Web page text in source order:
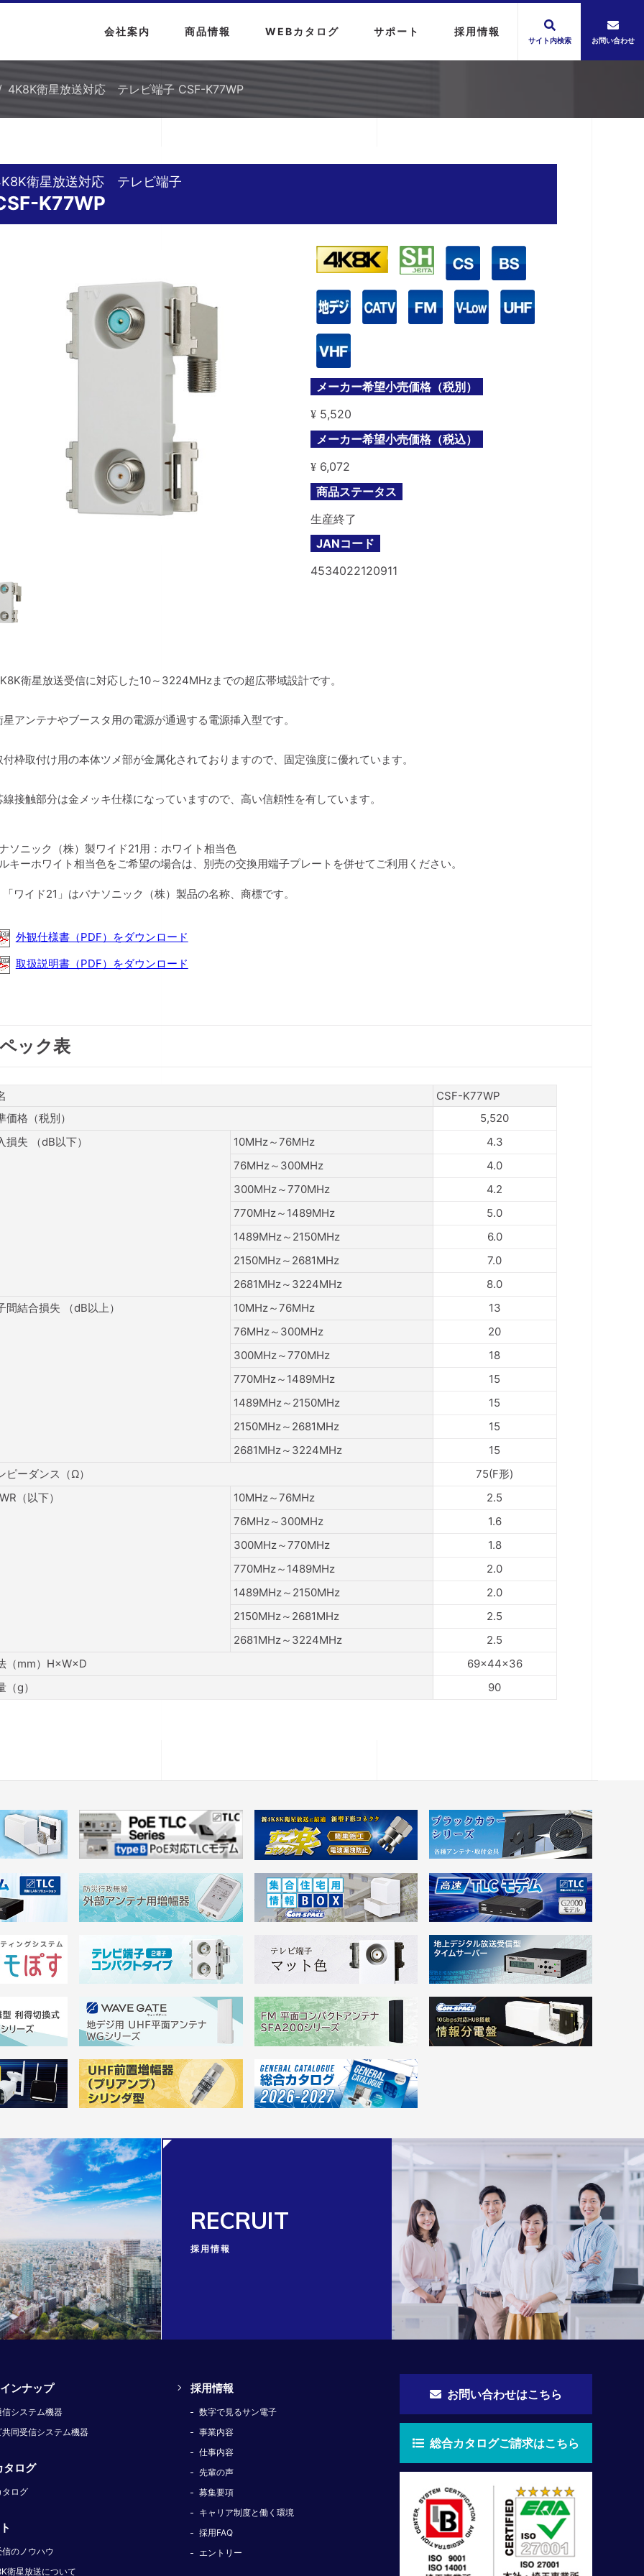
会社案内 商品情報 WEBカタログ サポート 採用情報
サイト内検索 お問い合わせ
4K8K衛星放送対応 テレビ端子 CSF-K77WP
衛星放送対応 テレビ端子
K77WP
メーカー希望小売価格（税別）
¥5,520
メーカー希望小売価格（税込）
¥6,072
商品ステータス
生産終了
JANコード
4534022120911
衛星放送受信に対応した10～3224MHzまでの超広帯域設計です。
星アンテナやブースタ用の電源が通過する電源挿入型です。
付枠取付け用の本体ツメ部が金属化されておりますので、固定強度に優れています。
線接触部分は金メッキ仕様になっていますので、高い信頼性を有しています。
ソニック（株）製ワイド21用：ホワイト相当色
キーホワイト相当色をご希望の場合は、別売の交換用端子プレートを併せてご利用ください。
ワイド21」はパナソニック（株）製品の名称、商標です。
外観仕様書（PDF）をダウンロード
取扱説明書（PDF）をダウンロード
ック表
CSF-K77WP
価格（税別）
5,520
損失 （dB以下）
10MHz～76MHz
4.3
76MHz～300MHz
4.0
300MHz～770MHz
4.2
770MHz～1489MHz
5.0
1489MHz～2150MHz
6.0
2150MHz～2681MHz
7.0
2681MHz～3224MHz
8.0
間結合損失 （dB以上）
10MHz～76MHz
13
76MHz～300MHz
20
300MHz～770MHz
18
770MHz～1489MHz
15
1489MHz～2150MHz
15
2150MHz～2681MHz
15
2681MHz～3224MHz
15
ピーダンス（Ω）
75(F形)
（以下）
10MHz～76MHz
2.5
76MHz～300MHz
1.6
300MHz～770MHz
1.8
770MHz～1489MHz
2.0
1489MHz～2150MHz
2.0
2150MHz～2681MHz
2.5
2681MHz～3224MHz
2.5
（mm）H×W×D
69×44×36
（g）
90
RECRUIT
採用情報
ンナップ
システム機器
同受信システム機器
タログ
ログ
のノウハウ
衛星放送について
採用情報
数字で見るサン電子
事業内容
仕事内容
先輩の声
募集要項
キャリア制度と働く環境
採用FAQ
エントリー
お問い合わせはこちら
総合カタログご請求はこちら